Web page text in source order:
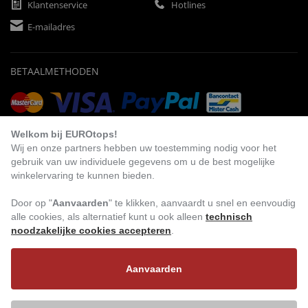
Klantenservice
Hotlines
E-mailadres
BETAALMETHODEN
BEZOEK ONS
Welkom bij EUROtops!
Wij en onze partners hebben uw toestemming nodig voor het
gebruik van uw individuele gegevens om u de best mogelijke
winkelervaring te kunnen bieden.
Door op "Aanvaarden" te klikken, aanvaardt u snel en eenvoudig
alle cookies, als alternatief kunt u ook alleen technisch
noodzakelijke cookies accepteren
Aanvaarden